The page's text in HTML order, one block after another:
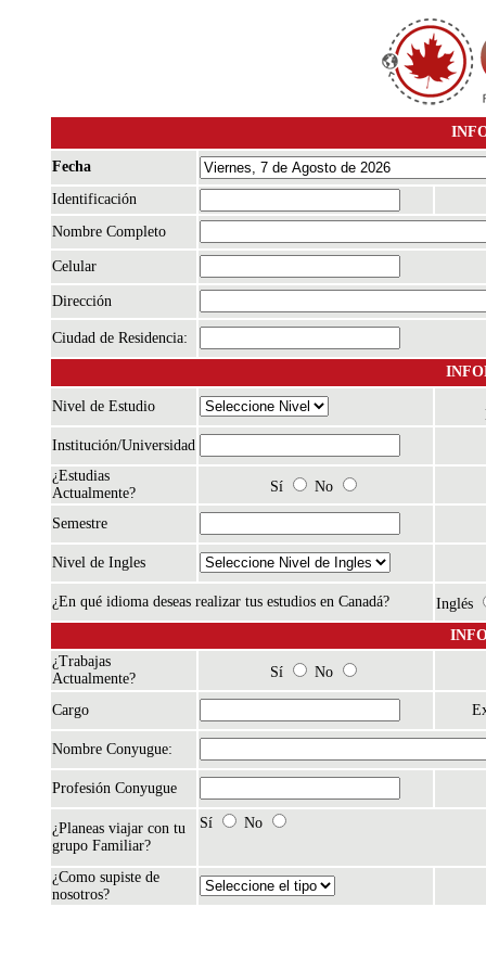
Fecha
Identificación
Nombre Completo
Celular
Dirección
Ciudad de Residencia:
Nivel de Estudio
Institución/Universidad
¿Estudias
Actualmente?
Sí No
Semestre
Nivel de Ingles
¿En qué idioma deseas realizar tus estudios en Canadá?
Inglés
¿Trabajas
Actualmente?
Sí No
Cargo
Nombre Conyugue:
Profesión Conyugue
¿Planeas viajar con tu
grupo Familiar?
Sí No
¿Como supiste de
nosotros?